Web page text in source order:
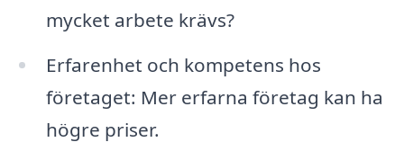
mycket arbete krävs?
Erfarenhet och kompetens hos
företaget: Mer erfarna företag kan ha
högre priser.